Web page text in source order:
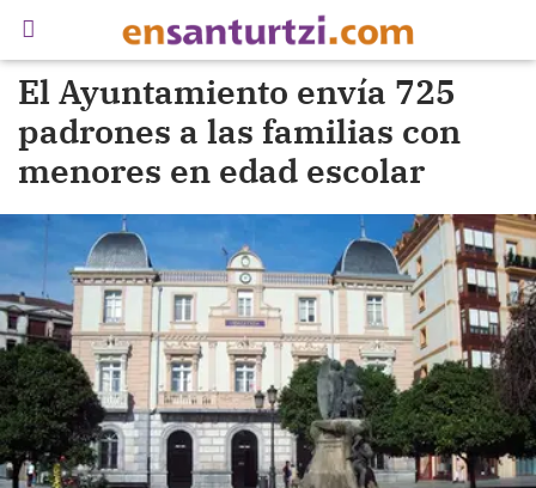
El Ayuntamiento envía 725
padrones a las familias con
menores en edad escolar